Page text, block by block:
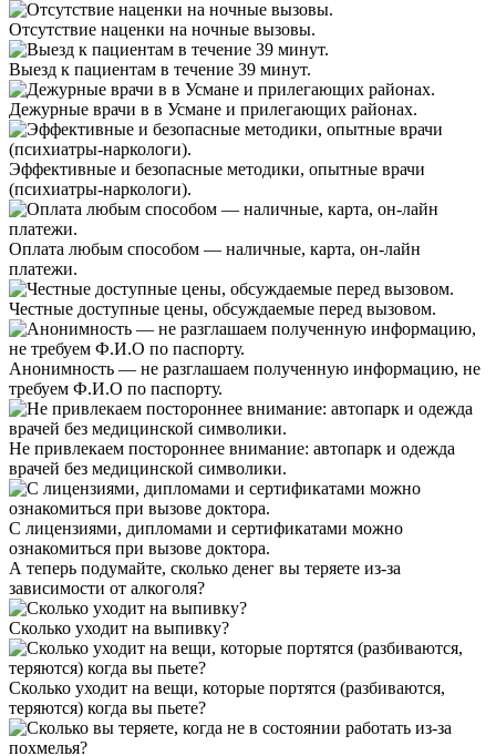
Отсутствие наценки на ночные вызовы.
Выезд к пациентам в течение 39 минут.
Дежурные врачи в в Усмане и прилегающих районах.
Эффективные и безопасные методики, опытные врачи
(психиатры-наркологи).
Оплата любым способом — наличные, карта, он-лайн
платежи.
Честные доступные цены, обсуждаемые перед вызовом.
Анонимность — не разглашаем полученную информацию, не
требуем Ф.И.О по паспорту.
Не привлекаем постороннее внимание: автопарк и одежда
врачей без медицинской символики.
С лицензиями, дипломами и сертификатами можно
ознакомиться при вызове доктора.
А теперь подумайте, сколько денег вы теряете из-за
зависимости от алкоголя?
Сколько уходит на выпивку?
Сколько уходит на вещи, которые портятся (разбиваются,
теряются) когда вы пьете?